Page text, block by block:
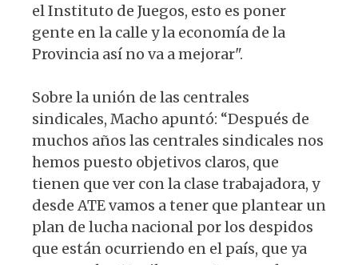
el Instituto de Juegos, esto es poner
gente en la calle y la economía de la
Provincia así no va a mejorar".
Sobre la unión de las centrales
sindicales, Macho apuntó: “Después de
muchos años las centrales sindicales nos
hemos puesto objetivos claros, que
tienen que ver con la clase trabajadora, y
desde ATE vamos a tener que plantear un
plan de lucha nacional por los despidos
que están ocurriendo en el país, que ya